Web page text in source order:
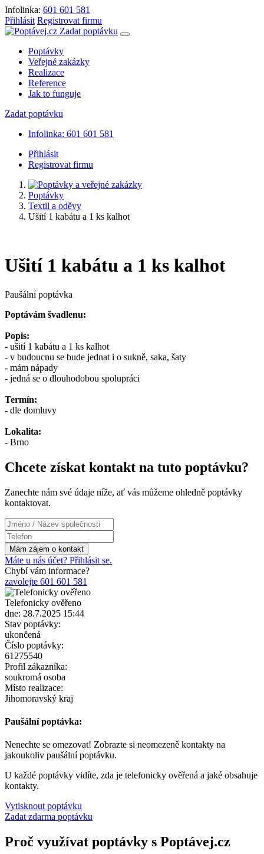
Infolinka: 601 601 581
Přihlásit Registrovat firmu
Zadat poptávku
Poptávky
Veřejné zakázky
Realizace
Reference
Jak to funguje
Zadat poptávku
Infolinka: 601 601 581
Přihlásit
Registrovat firmu
Poptávky
Textil a oděvy
Ušití 1 kabátu a 1 ks kalhot
Ušití 1 kabátu a 1 ks kalhot
Paušální poptávka
Poptávám švadlenu:
Popis:
- ušití 1 kabátu a 1 ks kalhot
- v budoucnu se bude jednat i o sukně, saka, šaty
- mám nápady
- jedná se o dlouhodobou spolupráci
Termín:
- dle domluvy
Lokalita:
- Brno
Chcete získat kontakt na tuto poptávku?
Zanechte nám své údaje níže, ať vás můžeme ohledně poptávky
kontaktovat.
Máte u nás účet? Přihlásit se.
Chybí vám informace?
zavolejte 601 601 581
Telefonicky ověřeno
dne: 28.7.2025 15:44
Stav poptávky:
ukončená
Číslo poptávky:
61275540
Profil zákazníka:
soukromá osoba
Místo realizace:
Jihomoravský kraj
Paušální poptávka:
Nenechte se omezovat! Zobrazte si neomezeně kontakty na
jakoukoliv paušální poptávku.
U každé poptávky vidíte, zda je telefonicky ověřená a jaké obsahuje
kontakty.
Vytisknout poptávku
Zadat zdarma poptávku
Proč využívat poptávky s Poptávej.cz